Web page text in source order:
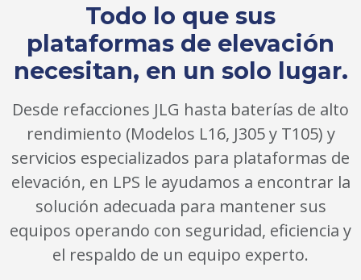
Todo lo que sus
plataformas de elevación
necesitan, en un solo lugar.
Desde refacciones JLG hasta baterías de alto
rendimiento (Modelos L16, J305 y T105) y
servicios especializados para plataformas de
elevación, en LPS le ayudamos a encontrar la
solución adecuada para mantener sus
equipos operando con seguridad, eficiencia y
el respaldo de un equipo experto.